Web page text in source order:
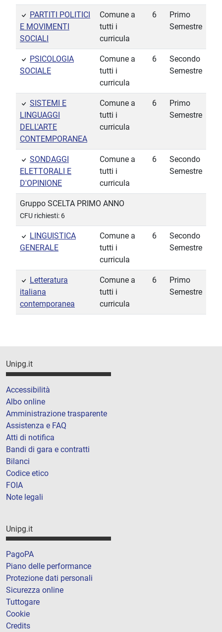
PARTITI POLITICI
E MOVIMENTI
SOCIALI
Comune a
tutti i
curricula
6
Primo
Semestre
PSICOLOGIA
SOCIALE
Comune a
tutti i
curricula
6
Secondo
Semestre
SISTEMI E
LINGUAGGI
DELL'ARTE
CONTEMPORANEA
Comune a
tutti i
curricula
6
Primo
Semestre
SONDAGGI
ELETTORALI E
D'OPINIONE
Comune a
tutti i
curricula
6
Secondo
Semestre
Gruppo SCELTA PRIMO ANNO
CFU richiesti: 6
LINGUISTICA
GENERALE
Comune a
tutti i
curricula
6
Secondo
Semestre
Letteratura
italiana
contemporanea
Comune a
tutti i
curricula
6
Primo
Semestre
Unipg.it
Accessibilità
Albo online
Amministrazione trasparente
Assistenza e FAQ
Atti di notifica
Bandi di gara e contratti
Bilanci
Codice etico
FOIA
Note legali
Unipg.it
PagoPA
Piano delle performance
Protezione dati personali
Sicurezza online
Tuttogare
Cookie
Credits